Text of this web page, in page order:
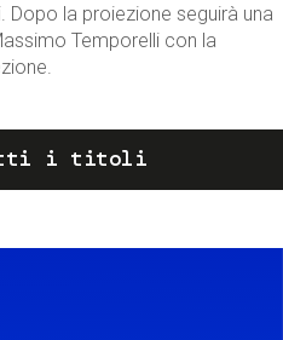
Dopo la proiezione seguirà una
Temporelli con la
i titoli